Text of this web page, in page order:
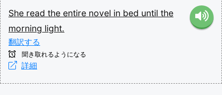
She read the entire novel in bed until the
morning light.
翻訳する
聞き取れるようになる
詳細